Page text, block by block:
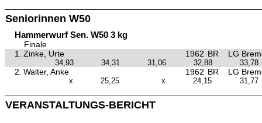
Seniorinnen W50
Hammerwurf Sen. W50 3 kg
Finale
1.
Zinke, Urte 1962 BR LG
34,93 34,31 31,06 32,88 33,78
2. Walter, Anke 1962 BR LG
x 25,25 x 24,15 31,77
VERANSTALTUNGS-BERICHT